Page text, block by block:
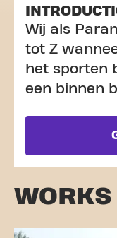
Wij als
tot Z
het sporten
een binnen